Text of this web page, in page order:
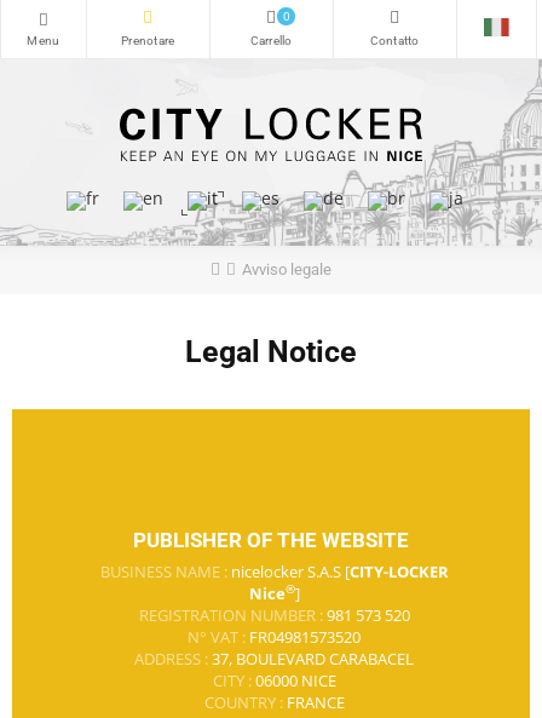
0
Avviso legale
Legal Notice
PUBLISHER OF THE WEBSITE
BUSINESS NAME : nicelocker S.A.S [CITY-LOCKER
Nice®]
REGISTRATION NUMBER :981 573 520
N° VAT : FR04981573520
ADDRESS :37, BOULEVARD CARABACEL
CITY :06000 NICE
COUNTRY :FRANCE